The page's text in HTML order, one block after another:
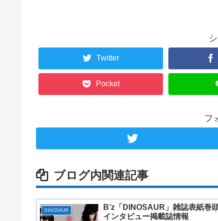
Twitter
Pocket
フ
ブログ内関連記事
DINOSAUR
B’z「DINOSAUR」雑誌表紙巻
インタビュー掲載誌情報